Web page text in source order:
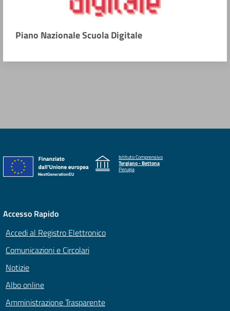
Piano Nazionale Scuola Digitale
Istituto Comprensivo
Torgiano - Bettona
Perugia
Accesso Rapido
Accedi al Registro Elettronico
Comunicazioni e Circolari
Notizie
Albo online
Amministrazione Trasparente